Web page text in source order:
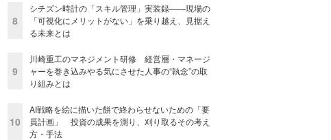
8
シチズン時計の「スキル管理」実装録——現場の
「可視化にメリットがない」を乗り越え、見据え
る未来とは
9
川崎重工のマネジメント研修 経営層・マネージ
ャーを巻き込みやる気にさせた人事の“執念”の取
り組みとは
10
AI戦略を絵に描いた餅で終わらせないための「要
員計画」 投資の成果を測り、刈り取るその考え
方・手法